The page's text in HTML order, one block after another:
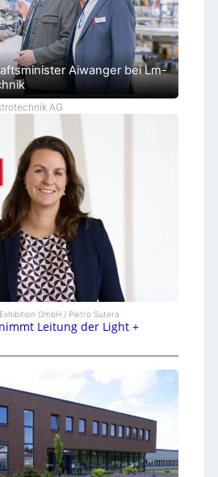
Aiwanger bei Lm-
AG
GmbH / Pietro Sutera
Leitung der Light +